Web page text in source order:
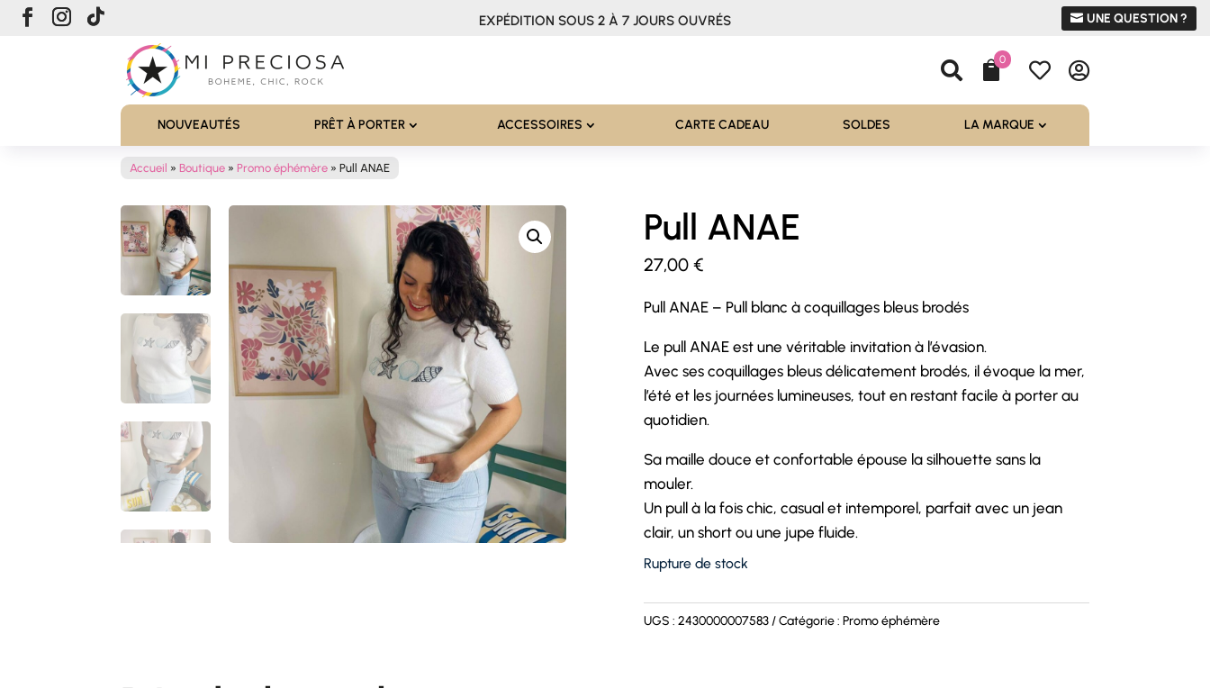
EXPÉDITION SOUS 2 À 7 JOURS OUVRÉS UNE QUESTION ?
 0  
NOUVEAUTÉS PRÊT À PORTER ACCESSOIRES CARTE CADEAU SOLDES LA MARQUE
Accueil »Boutique »Promo éphémère »Pull ANAE
Pull ANAE
27,00 €
Pull ANAE – Pull blanc à coquillages bleus brodés
Le pull ANAE est une véritable invitation à l’évasion.
Avec ses coquillages bleus délicatement brodés, il évoque la mer,
l’été et les journées lumineuses, tout en restant facile à porter au
quotidien.
Sa maille douce et confortable épouse la silhouette sans la
mouler.
Un pull à la fois chic, casual et intemporel, parfait avec un jean
clair, un short ou une jupe fluide.
Rupture de stock
UGS : 2430000007583 Catégorie : Promo éphémère